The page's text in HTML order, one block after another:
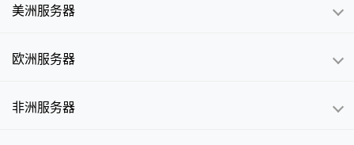
美洲服务器
欧洲服务器
非洲服务器